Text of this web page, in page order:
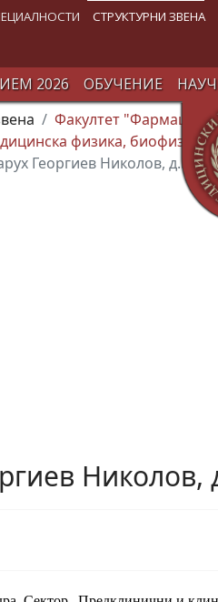
СТРУКТУРНИ ЗВЕНА
2026 ОБУЧЕНИЕ
Факултет "Фармация"
физика,
Георгиев Николов, д.м.
Николов,